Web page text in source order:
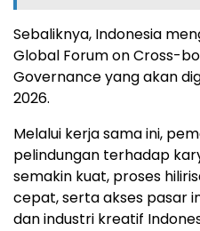
Sebaliknya, Indonesia
Global Forum on Cross-
Governance yang akan
2026.
Melalui kerja sama ini,
pelindungan terhadap
semakin kuat, proses
cepat, serta akses pasar
dan industri kreatif